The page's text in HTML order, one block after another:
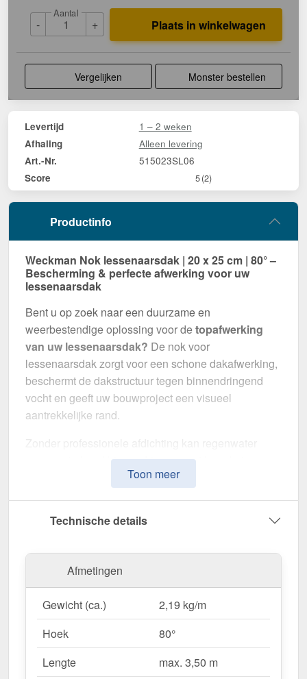
-
Aantal
+ Plaats in winkelwagen
Vergelijken Monster bestellen
Levertijd 1 – 2 weken
Afhaling Alleen levering
Art.-Nr. 515023SL06
Score 5(2)
Productinfo
Weckman Nok lessenaarsdak | 20 x 25 cm | 80° –
Bescherming & perfecte afwerking voor uw
lessenaarsdak
Bent u op zoek naar een duurzame en
weerbestendige oplossing voor detopafwerking
van uw lessenaarsdak? De nok voor
lessenaarsdak zorgt voor een schone dakafwerking,
beschermt de dakstructuur tegen binnendringend
vocht en geeft uw bouwproject een visueel
aantrekkelijke rand.
ongecontroleerd binnendringen, met langdurige
schade aan de dakstructuur en gevel tot gevolg. Dit
stabiliseren. Het maakt indruk met zijn eenvoudige
Gemaakt vanStaalmet een
mm, biedt dit zetwerk een hoge stabiliteit. Delengte
van max. 3,50 m
kunt u deze gemakkelijk aan uw
coatingin Donkergrijs (≈ RAL 7024)
materiaal permanent beschermd tegen corrosie.
Toon meer
Technische details
Afmetingen
Gewicht (ca.)
2,19 kg/m
Hoek
80°
Lengte
max. 3,50 m